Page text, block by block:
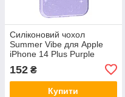
Силіконовий чохол
Summer Vibe для Apple
iPhone 14 Plus Purple
152 ₴
Купити